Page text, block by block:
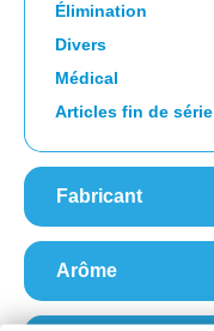
Élimination
Divers
Médical
Articles fin de série
Fabricant
Arôme